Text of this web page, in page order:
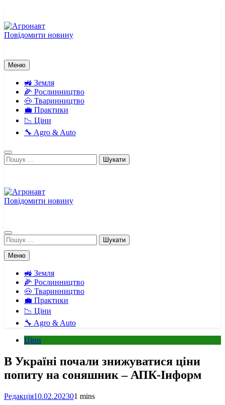
вмісту
Повідомити новину
Меню
🚜 Земля
🌽 Рослинництво
🐽 Тваринництво
💼 Практики
📉 Ціни
🔧 Agro & Auto
Пошук:
Повідомити новину
Пошук:
Меню
🚜 Земля
🌽 Рослинництво
🐽 Тваринництво
💼 Практики
📉 Ціни
🔧 Agro & Auto
Ціни
В Україні почали знижуватися ціни
попиту на соняшник – АПК-Інформ
Редакція10.02.202301 mins